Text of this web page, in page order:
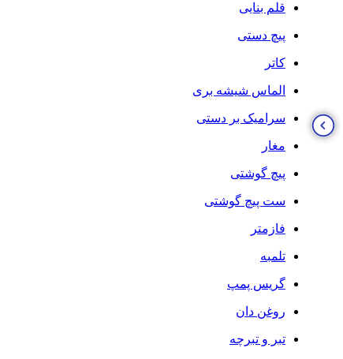
قلم بنایی
پیچ دستی
کاتر
الماس شیشه بری
سرامیک بر دستی
مغار
پیچ گوشتی
ست پیچ گوشتی
فازمتر
تلمبه
گریس پمپ
روغن دان
تبر و تبرچه